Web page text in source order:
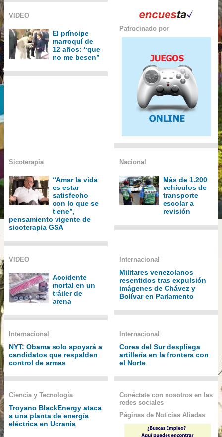
VIDEO
El príncipe
marroquí de
12 años: “que
no me besen”
Patrocinado por
Sicoterapia
“Amar la vida
es estar
satisfecho
con lo que se
tiene”,
pensamiento vigente de
sicoterapia GSA
Nacional
Más de 1.200
vehículos de
transporte
escolar a
revisión
VIDEO
Accidente
mortal en un
tráiler de
arena
Internacional
Militares venezolanos
resentidos tras expulsión
imágenes de Chávez y
Bolívar en Parlamento
Internacional
NYT: Obama solo apoyará a
candidatos que respalden
control de armas
Internacional
Corea del Sur despliega
artillería en la frontera con
el Norte
Ciencia y Tecnología
Troyano BlackEnergy ataca
a una planta de energía
eléctrica en Ucrania
Conéctate con nosotros en las
redes sociales
Páginas de Noticias Aliadas